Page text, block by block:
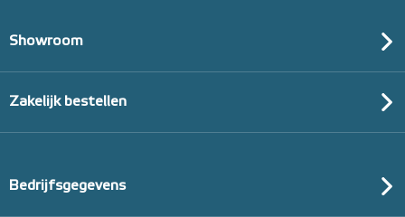
Showroom
Zakelijk bestellen
Bedrijfsgegevens